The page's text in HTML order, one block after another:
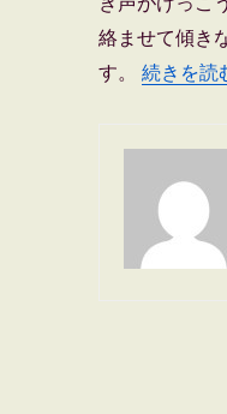
絡ませて傾き
す。
“河川敷
続きを読